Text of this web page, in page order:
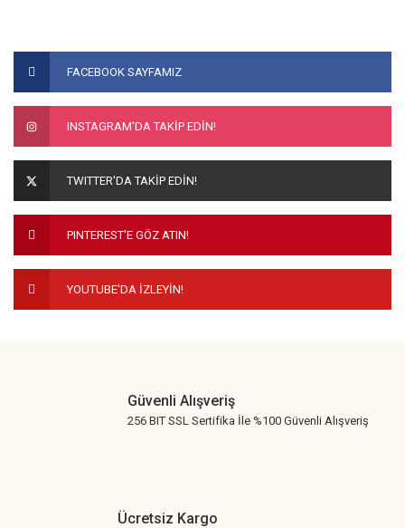
Bu ürüne ilk yorumu siz yapın!
Yorum Yaz
kullanarak tarafımıza iletebilirsiniz.
Görüş ve önerileriniz için teşekkür ederiz.
Ürün açıklamasında eksik bilgiler bulunuyor.
Ürün fiyatı diğer sitelerden daha pahalı.
Bu ürüne benzer farklı alternatifler olmalı.
FACEBOOK SAYFAMIZ
INSTAGRAM'DA TAKİP EDİN!
TWITTER'DA TAKİP EDİN!
PINTEREST'E GÖZ ATIN!
YOUTUBE'DA İZLEYİN!
Güvenli Alışveriş
256 BIT SSL Sertifika İle %100 Güvenli Alışveriş
Ücretsiz Kargo